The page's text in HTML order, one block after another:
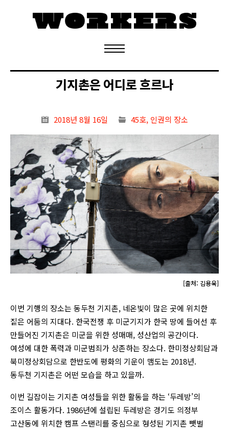
정기구독 신청
기지촌은 어디로 흐르나
2018년 8월 16일 45호, 인권의 장소
[출처: 김용욱]
이번 기행의 장소는 동두천 기지촌, 네온빛이 많은 곳에 위치한
짙은 어둠의 지대다. 한국전쟁 후 미군기지가 한국 땅에 들어선 후
만들어진 기지촌은 미군을 위한 성매매, 성산업의 공간이다.
여성에 대한 폭력과 미군범죄가 상존하는 장소다. 한미정상회담과
북미정상회담으로 한반도에 평화의 기운이 맴도는 2018년.
동두천 기지촌은 어떤 모습을 하고 있을까.
이번 길잡이는 기지촌 여성들을 위한 활동을 하는 ‘두레방’의
조이스 활동가다. 1986년에 설립된 두레방은 경기도 의정부
고산동에 위치한 캠프 스탠리를 중심으로 형성된 기지촌 뺏벌